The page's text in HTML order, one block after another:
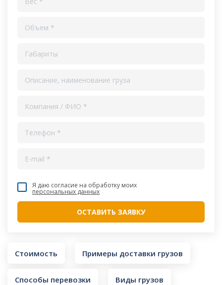
Я даю согласие на обработку моих
персональных данных
Стоимость Примеры доставки грузов
Способы перевозки Виды грузов